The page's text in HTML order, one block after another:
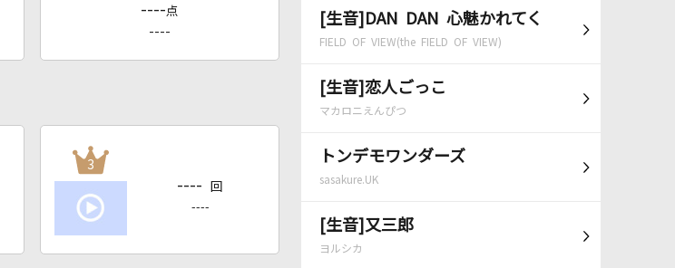
[生音]DAN DAN 心魅かれてく
FIELD OF VIEW(the FIELD OF VIEW)
[生音]恋人ごっこ
マカロニえんぴつ
トンデモワンダーズ
sasakure.UK
[生音]又三郎
ヨルシカ
---- 点
----
3
---- 回
----